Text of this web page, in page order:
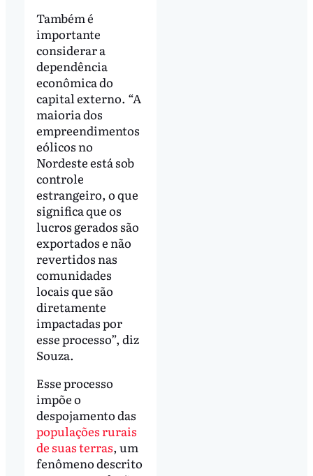
Também é
importante
considerar a
dependência
econômica do
capital externo. “A
maioria dos
empreendimentos
eólicos no
Nordeste está sob
controle
estrangeiro, o que
significa que os
lucros gerados são
exportados e não
revertidos nas
comunidades
locais que são
diretamente
impactadas por
esse processo”, diz
Souza.
Esse processo
impõe o
despojamento das
populações rurais
de suas terras, um
fenômeno descrito